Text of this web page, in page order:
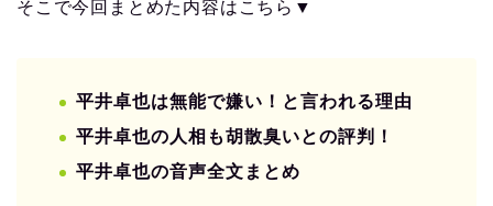
そこで今回まとめた内容はこちら▼
平井卓也は無能で嫌い！と言われる理由
平井卓也の人相も胡散臭いとの評判！
平井卓也の音声全文まとめ